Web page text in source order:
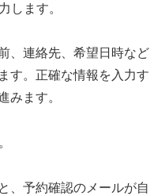
します。
、連絡先、希望日時など
す。正確な情報を入力す
みます。
、予約確認のメールが自